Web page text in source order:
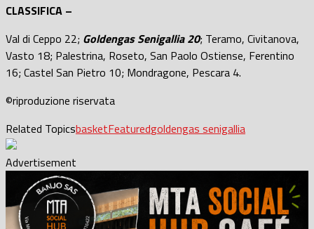
CLASSIFICA –
Val di Ceppo 22; Goldengas Senigallia 20; Teramo, Civitanova,
Vasto 18; Palestrina, Roseto, San Paolo Ostiense, Ferentino
16; Castel San Pietro 10; Mondragone, Pescara 4.
©riproduzione riservata
Related TopicsbasketFeaturedgoldengas senigallia
Advertisement